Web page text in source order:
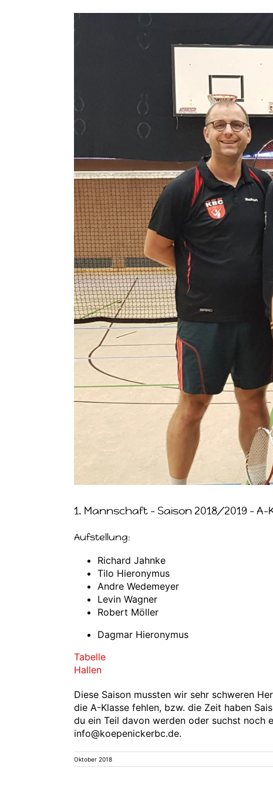
Zeige
grösseres
Bild
1. Mannschaft – Saison 2018/2019 – A-
Aufstellung:
Richard Jahnke
Tilo Hieronymus
Andre Wedemeyer
Levin Wagner
Robert Möller
Dagmar Hieronymus
Tabelle
Hallen
Diese Saison mussten wir sehr schweren
die A-Klasse fehlen, bzw. die Zeit haben
du ein Teil davon werden oder suchst noch
info@koepenickerbc.de.
Oktober 2018